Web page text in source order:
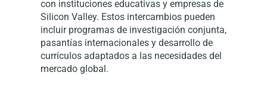
con instituciones educativas y empresas de
Silicon Valley. Estos intercambios pueden
incluir programas de investigación conjunta,
pasantías internacionales y desarrollo de
currículos adaptados a las necesidades del
mercado global.